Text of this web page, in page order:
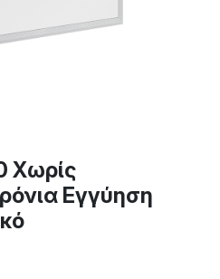
Χωρίς
Εγγύηση